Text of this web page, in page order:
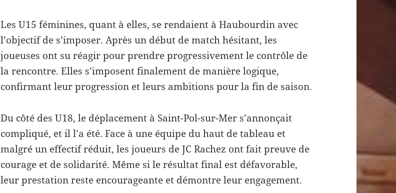
Les U15 féminines, quant à elles, se rendaient à Haubourdin avec
l’objectif de s’imposer. Après un début de match hésitant, les
joueuses ont su réagir pour prendre progressivement le contrôle de
la rencontre. Elles s’imposent finalement de manière logique,
confirmant leur progression et leurs ambitions pour la fin de saison.
Du côté des U18, le déplacement à Saint-Pol-sur-Mer s’annonçait
compliqué, et il l’a été. Face à une équipe du haut de tableau et
malgré un effectif réduit, les joueurs de JC Rachez ont fait preuve de
courage et de solidarité. Même si le résultat final est défavorable,
leur prestation reste encourageante et démontre leur engagement.